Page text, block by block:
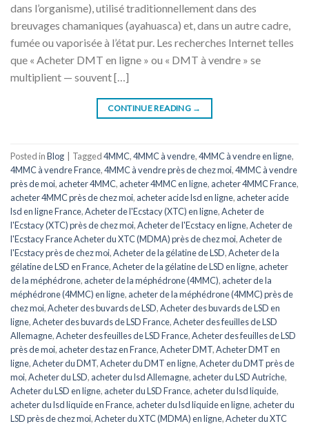
dans l’organisme), utilisé traditionnellement dans des
breuvages chamaniques (ayahuasca) et, dans un autre cadre,
fumée ou vaporisée à l’état pur. Les recherches Internet telles
que « Acheter DMT en ligne » ou « DMT à vendre » se
multiplient — souvent […]
CONTINUE READING →
Posted inBlog Tagged4MMC,4MMC à vendre,4MMC à vendre en ligne,
4MMC à vendre France,4MMC à vendre près de chez moi,4MMC à vendre
près de moi, acheter 4MMC, acheter 4MMC en ligne, acheter 4MMC France,
acheter 4MMC près de chez moi, acheter acide lsd en ligne, acheter acide
lsd en ligne France,Acheter de l'Ecstacy (XTC) en ligne,Acheter de
l'Ecstacy (XTC) près de chez moi,Acheter de l'Ecstacy en ligne,Acheter de
l'Ecstacy France Acheter du XTC (MDMA) près de chez moi,Acheter de
l'Ecstacy près de chez moi,Acheter de la gélatine de LSD,Acheter de la
gélatine de LSD en France,Acheter de la gélatine de LSD en ligne, acheter
de la méphédrone, acheter de la méphédrone (4MMC), acheter de la
méphédrone (4MMC) en ligne, acheter de la méphédrone (4MMC) près de
chez moi,Acheter des buvards de LSD,Acheter des buvards de LSD en
ligne,Acheter des buvards de LSD France,Acheter des feuilles de LSD
Allemagne,Acheter des feuilles de LSD France,Acheter des feuilles de LSD
près de moi, acheter des taz en France,Acheter DMT,Acheter DMT en
ligne,Acheter du DMT,Acheter du DMT en ligne,Acheter du DMT près de
moi,Acheter du LSD, acheter du lsd Allemagne, acheter du LSD Autriche,
Acheter du LSD en ligne, acheter du LSD France, acheter du lsd liquide,
acheter du lsd liquide en France, acheter du lsd liquide en ligne, acheter du
LSD près de chez moi,Acheter du XTC (MDMA) en ligne,Acheter du XTC